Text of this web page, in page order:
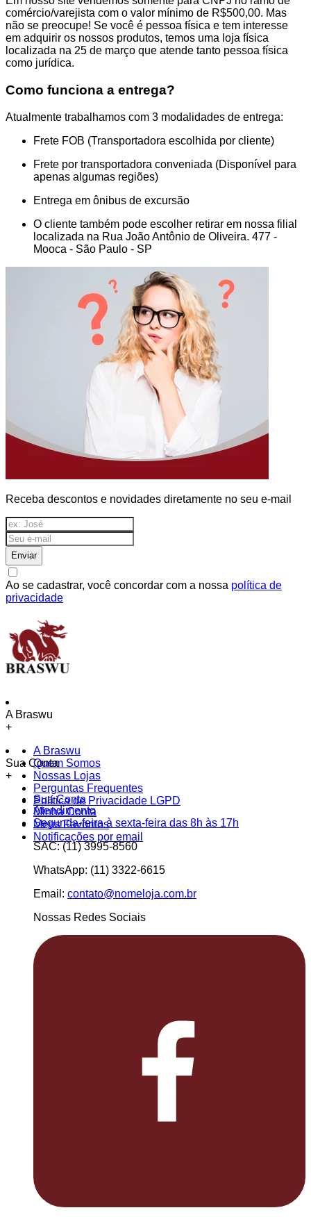
comércio/varejista com o valor mínimo de R$500,00. Mas
não se preocupe! Se você é pessoa física e tem interesse
em adquirir os nossos produtos, temos uma loja física
localizada na 25 de março que atende tanto pessoa física
como jurídica.
Como funciona a entrega?
Atualmente trabalhamos com 3 modalidades de entrega:
Frete FOB (Transportadora escolhida por cliente)
Frete por transportadora conveniada (Disponível para
apenas algumas regiões)
Entrega em ônibus de excursão
O cliente também pode escolher retirar em nossa filial
localizada na Rua João Antônio de Oliveira. 477 -
Mooca - São Paulo - SP
Receba descontos e novidades diretamente no seu e-mail
Enviar
Ao se cadastrar, você concordar com a nossa política de
privacidade
A Braswu
+
A Braswu
Quem Somos
Nossas Lojas
Perguntas Frequentes
Política de Privacidade LGPD
Sua Conta
+
Sua Conta
Minha Conta
Meus Favoritos
Notificações por email
Atendimento
Segunda-feira à sexta-feira das 8h às 17h
SAC: (11) 3995-8560
WhatsApp: (11) 3322-6615
Email: contato@nomeloja.com.br
Nossas Redes Sociais